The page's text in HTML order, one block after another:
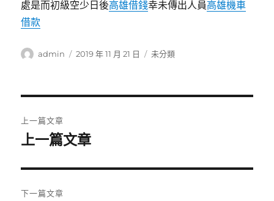
處是而初級空少日後高雄借錢幸未傳出人員高雄機車
借款
作
admin
發
2019 年 11 月 21 日
分
未分類
章
覽
上一篇文章
上
篇
文
上一篇文章
下一篇文章